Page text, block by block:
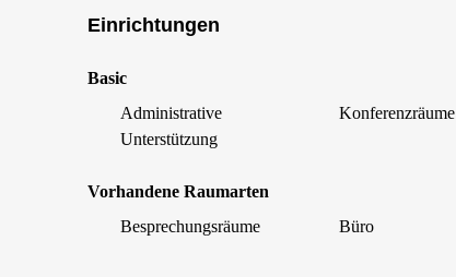
Einrichtungen
Basic
Administrative
Unterstützung
Konferenzräume
Vorhandene Raumarten
Besprechungsräume
Büro